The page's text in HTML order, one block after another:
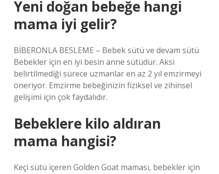
Yeni doğan bebeğe hangi
mama iyi gelir?
BİBERONLA BESLEME – Bebek sütü ve devam sütü
Bebekler için en iyi besin anne sütüdür. Aksi
belirtilmediği sürece uzmanlar en az 2 yıl emzirmeyi
öneriyor. Emzirme bebeğinizin fiziksel ve zihinsel
gelişimi için çok faydalıdır.
Bebeklere kilo aldıran
mama hangisi?
Keçi sütü içeren Golden Goat maması, bebekler için